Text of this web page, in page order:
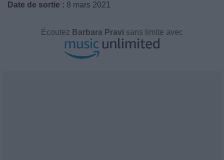
Date de sortie : 8 mars 2021
Écoutez Barbara Pravi sans limite avec